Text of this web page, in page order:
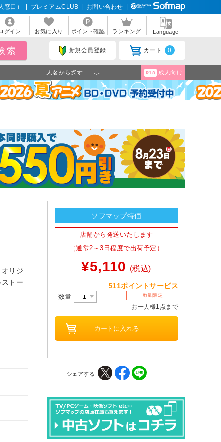
窓口） プレミアムCLUB お問い合わせ
グイン お気に入り ポイント確認 ランキング Language
新規会員登録 カート 0
人名から探す R18 成人向け
リジ
トー
ソフマップ特価
店舗から発送いたします
（通常2～3日程度で出荷予定）
¥5,110 (税込)
511ポイントサービス
数量 数量限定
お一人様1点まで
シェアする